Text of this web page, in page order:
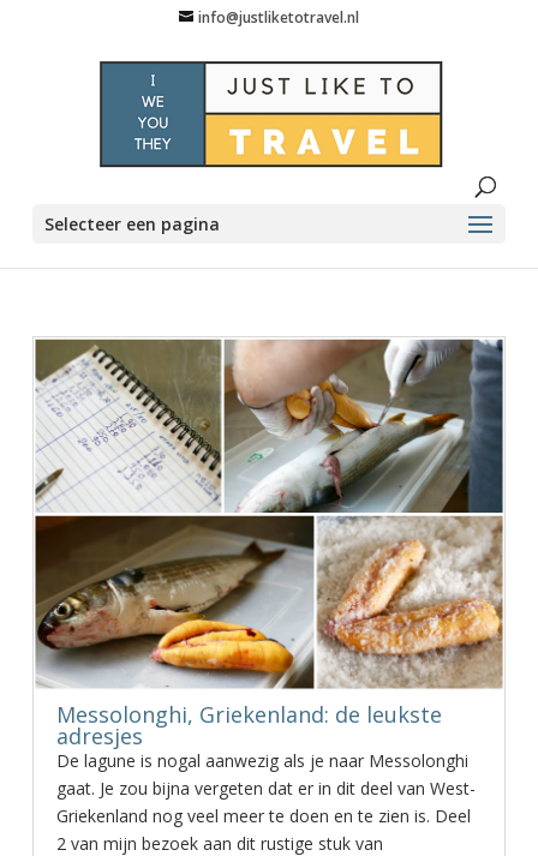
info@justliketotravel.nl
Selecteer een pagina
Messolonghi, Griekenland: de leukste
adresjes
De lagune is nogal aanwezig als je naar Messolonghi
gaat. Je zou bijna vergeten dat er in dit deel van West-
Griekenland nog veel meer te doen en te zien is. Deel
2 van mijn bezoek aan dit rustige stuk van